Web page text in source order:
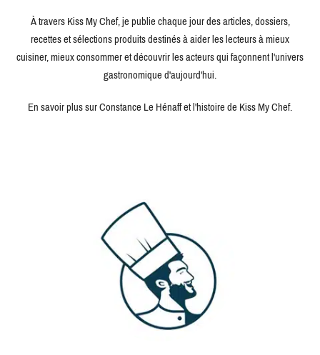
À travers Kiss My Chef, je publie chaque jour des articles, dossiers,
recettes et sélections produits destinés à aider les lecteurs à mieux
cuisiner, mieux consommer et découvrir les acteurs qui façonnent l'univers
gastronomique d'aujourd'hui.
En savoir plus sur Constance Le Hénaff et l'histoire de Kiss My Chef.